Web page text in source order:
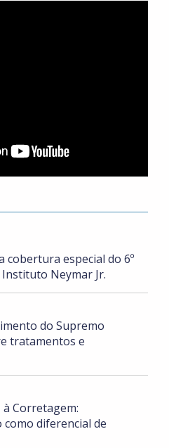
cobertura especial do 6º
Neymar Jr.
do Supremo
tratamentos e
Corretagem:
diferencial de